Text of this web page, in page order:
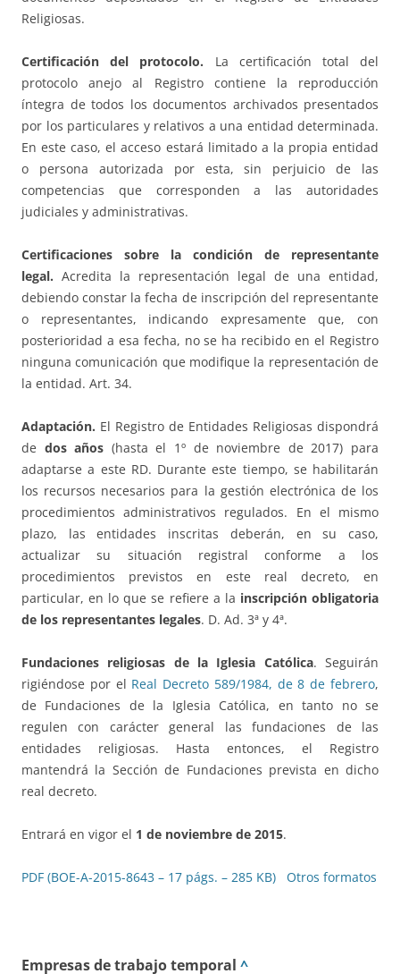
Religiosas.
Certificación del protocolo. La certificación total del
protocolo anejo al Registro contiene la reproducción
íntegra de todos los documentos archivados presentados
por los particulares y relativos a una entidad determinada.
En este caso, el acceso estará limitado a la propia entidad
o persona autorizada por esta, sin perjuicio de las
competencias que corresponden a las autoridades
judiciales y administrativas.
Certificaciones sobre la condición de representante
legal. Acredita la representación legal de una entidad,
debiendo constar la fecha de inscripción del representante
o representantes, indicando expresamente que, con
posterioridad a esa fecha, no se ha recibido en el Registro
ninguna comunicación que modifique la representación de
la entidad. Art. 34.
Adaptación. El Registro de Entidades Religiosas dispondrá
de dos años (hasta el 1º de noviembre de 2017) para
adaptarse a este RD. Durante este tiempo, se habilitarán
los recursos necesarios para la gestión electrónica de los
procedimientos administrativos regulados. En el mismo
plazo, las entidades inscritas deberán, en su caso,
actualizar su situación registral conforme a los
procedimientos previstos en este real decreto, en
particular, en lo que se refiere a la inscripción obligatoria
de los representantes legales. D. Ad. 3ª y 4ª.
Fundaciones religiosas de la Iglesia Católica. Seguirán
rigiéndose por el Real Decreto 589/1984, de 8 de febrero,
de Fundaciones de la Iglesia Católica, en tanto no se
regulen con carácter general las fundaciones de las
entidades religiosas. Hasta entonces, el Registro
mantendrá la Sección de Fundaciones prevista en dicho
real decreto.
Entrará en vigor el 1 de noviembre de 2015.
PDF (BOE-A-2015-8643 – 17 págs. – 285 KB) Otros formatos
Empresas de trabajo temporal ^